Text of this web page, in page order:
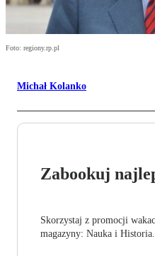
Foto: regiony.rp.pl
Michał Kolanko
Zabookuj
Skorzystaj z promocji
magazyny: Nauka i Historia.